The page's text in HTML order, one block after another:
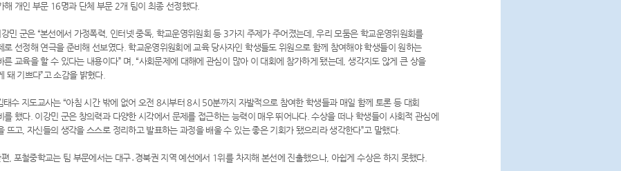
해 개인 부문 16명과 단체 부문 2개 팀이 최종 선정했다.
강민 군은 “본선에서 가정폭력, 인터넷 중독, 학교운영위원회 등 3가지 주제가 주어졌는데, 우리 모둠은 학교운영위원회를
로 선정해 연극을 준비해 선보였다. 학교운영위원회에 교육 당사자인 학생들도 위원으로 함께 참여해야 학생들이 원하는
른 교육을 할 수 있다는 내용이다” 며, “사회문제에 대해에 관심이 많아 이 대회에 참가하게 됐는데, 생각지도 않게 큰 상을
돼 기쁘다”고 소감을 밝혔다.
태수 지도교사는 “아침 시간 밖에 없어 오전 8시부터 8시 50분까지 자발적으로 참여한 학생들과 매일 함께 토론 등 대회
를 했다. 이강민 군은 창의력과 다양한 시각에서 문제를 접근하는 능력이 매우 뛰어나다. 수상을 떠나 학생들이 사회적 관심에
뜨고, 자신들의 생각을 스스로 정리하고 발표하는 과정을 배울 수 있는 좋은 기회가 됐으리라 생각한다”고 말했다.
, 포철중학교는 팀 부문에서는 대구․경북권 지역 예선에서 1위를 차지해 본선에 진출했으나, 아쉽게 수상은 하지 못했다.